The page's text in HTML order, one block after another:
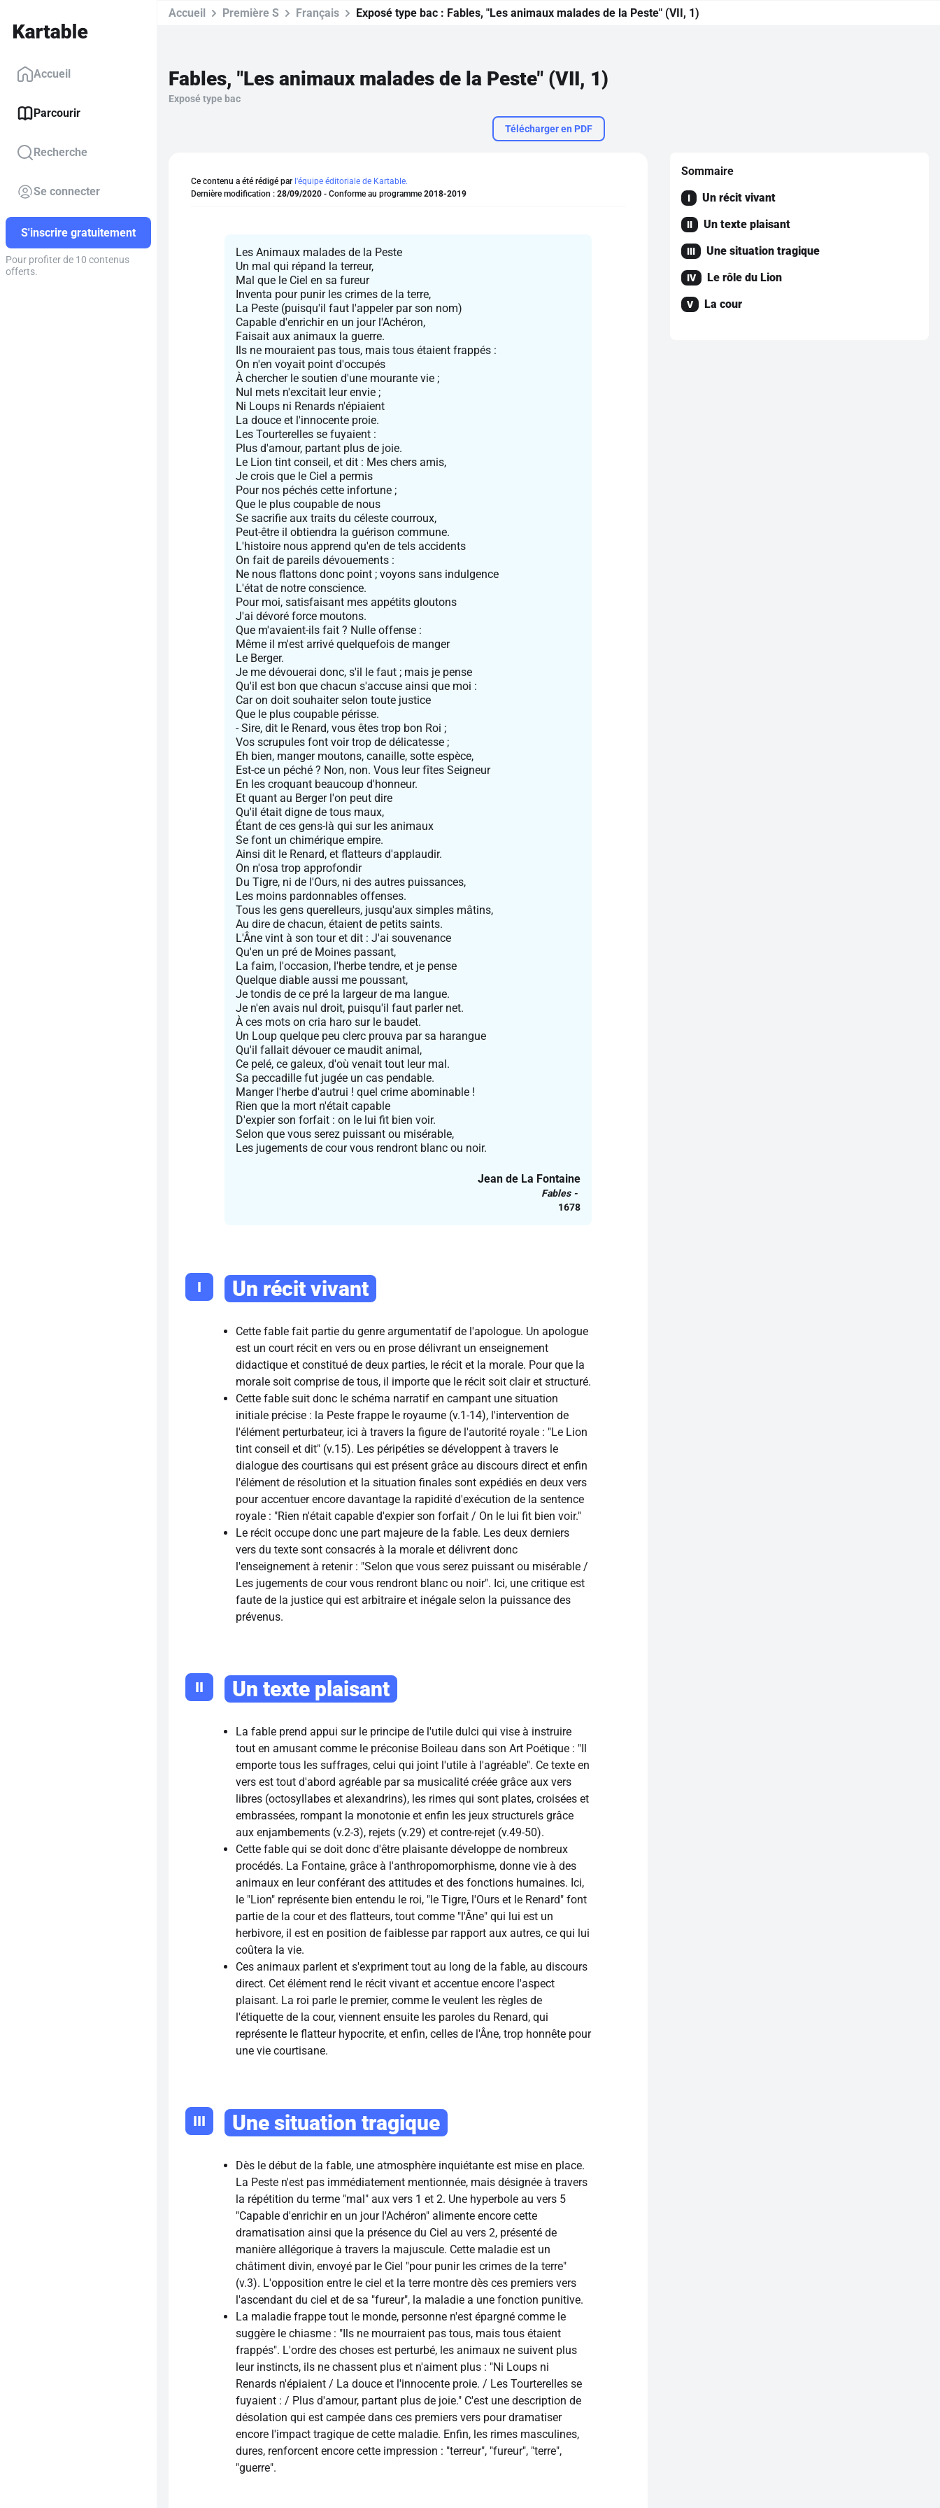
Accueil
Parcourir
Recherche
Se connecter
S'inscrire gratuitement
Pour profiter de 10 contenus
offerts.
Accueil Première S Français Exposé type bac : Fables, "Les animaux malades de la Peste" (VII, 1)
Fables, "Les animaux malades de la Peste" (VII, 1)
Exposé type bac
Télécharger en PDF
Sommaire
I Un récit vivant
II Un texte plaisant
III Une situation tragique
IV Le rôle du Lion
V La cour
Ce contenu a été rédigé par l'équipe éditoriale de Kartable.
Dernière modification : 28/09/2020 - Conforme au programme 2018-2019
Les Animaux malades de la Peste
Un mal qui répand la terreur,
Mal que le Ciel en sa fureur
Inventa pour punir les crimes de la terre,
La Peste (puisqu'il faut l'appeler par son nom)
Capable d'enrichir en un jour l'Achéron,
Faisait aux animaux la guerre.
Ils ne mouraient pas tous, mais tous étaient frappés :
On n'en voyait point d'occupés
À chercher le soutien d'une mourante vie ;
Nul mets n'excitait leur envie ;
Ni Loups ni Renards n'épiaient
La douce et l'innocente proie.
Les Tourterelles se fuyaient :
Plus d'amour, partant plus de joie.
Le Lion tint conseil, et dit : Mes chers amis,
Je crois que le Ciel a permis
Pour nos péchés cette infortune ;
Que le plus coupable de nous
Se sacrifie aux traits du céleste courroux,
Peut-être il obtiendra la guérison commune.
L'histoire nous apprend qu'en de tels accidents
On fait de pareils dévouements :
Ne nous flattons donc point ; voyons sans indulgence
L'état de notre conscience.
Pour moi, satisfaisant mes appétits gloutons
J'ai dévoré force moutons.
Que m'avaient-ils fait ? Nulle offense :
Même il m'est arrivé quelquefois de manger
Le Berger.
Je me dévouerai donc, s'il le faut ; mais je pense
Qu'il est bon que chacun s'accuse ainsi que moi :
Car on doit souhaiter selon toute justice
Que le plus coupable périsse.
- Sire, dit le Renard, vous êtes trop bon Roi ;
Vos scrupules font voir trop de délicatesse ;
Eh bien, manger moutons, canaille, sotte espèce,
Est-ce un péché ? Non, non. Vous leur fîtes Seigneur
En les croquant beaucoup d'honneur.
Et quant au Berger l'on peut dire
Qu'il était digne de tous maux,
Étant de ces gens-là qui sur les animaux
Se font un chimérique empire.
Ainsi dit le Renard, et flatteurs d'applaudir.
On n'osa trop approfondir
Du Tigre, ni de l'Ours, ni des autres puissances,
Les moins pardonnables offenses.
Tous les gens querelleurs, jusqu'aux simples mâtins,
Au dire de chacun, étaient de petits saints.
L'Âne vint à son tour et dit : J'ai souvenance
Qu'en un pré de Moines passant,
La faim, l'occasion, l'herbe tendre, et je pense
Quelque diable aussi me poussant,
Je tondis de ce pré la largeur de ma langue.
Je n'en avais nul droit, puisqu'il faut parler net.
À ces mots on cria haro sur le baudet.
Un Loup quelque peu clerc prouva par sa harangue
Qu'il fallait dévouer ce maudit animal,
Ce pelé, ce galeux, d'où venait tout leur mal.
Sa peccadille fut jugée un cas pendable.
Manger l'herbe d'autrui ! quel crime abominable !
Rien que la mort n'était capable
D'expier son forfait : on le lui fit bien voir.
Selon que vous serez puissant ou misérable,
Les jugements de cour vous rendront blanc ou noir.
Jean de La Fontaine
Fables
1678
I Un récit vivant
Cette fable fait partie du genre argumentatif de l'apologue. Un apologue
est un court récit en vers ou en prose délivrant un enseignement
didactique et constitué de deux parties, le récit et la morale. Pour que la
morale soit comprise de tous, il importe que le récit soit clair et structuré.
Cette fable suit donc le schéma narratif en campant une situation
initiale précise : la Peste frappe le royaume (v.1-14), l'intervention de
l'élément perturbateur, ici à travers la figure de l'autorité royale : "Le Lion
tint conseil et dit" (v.15). Les péripéties se développent à travers le
dialogue des courtisans qui est présent grâce au discours direct et enfin
l'élément de résolution et la situation finales sont expédiés en deux vers
pour accentuer encore davantage la rapidité d'exécution de la sentence
royale : "Rien n'était capable d'expier son forfait / On le lui fit bien voir."
Le récit occupe donc une part majeure de la fable. Les deux derniers
vers du texte sont consacrés à la morale et délivrent donc
l'enseignement à retenir : "Selon que vous serez puissant ou misérable /
Les jugements de cour vous rendront blanc ou noir". Ici, une critique est
faute de la justice qui est arbitraire et inégale selon la puissance des
prévenus.
II Un texte plaisant
La fable prend appui sur le principe de l'utile dulci qui vise à instruire
tout en amusant comme le préconise Boileau dans son Art Poétique : "Il
emporte tous les suffrages, celui qui joint l'utile à l'agréable". Ce texte en
vers est tout d'abord agréable par sa musicalité créée grâce aux vers
libres (octosyllabes et alexandrins), les rimes qui sont plates, croisées et
embrassées, rompant la monotonie et enfin les jeux structurels grâce
aux enjambements (v.2-3), rejets (v.29) et contre-rejet (v.49-50).
Cette fable qui se doit donc d'être plaisante développe de nombreux
procédés. La Fontaine, grâce à l'anthropomorphisme, donne vie à des
animaux en leur conférant des attitudes et des fonctions humaines. Ici,
le "Lion" représente bien entendu le roi, "le Tigre, l'Ours et le Renard" font
partie de la cour et des flatteurs, tout comme "l'Âne" qui lui est un
herbivore, il est en position de faiblesse par rapport aux autres, ce qui lui
coûtera la vie.
Ces animaux parlent et s'expriment tout au long de la fable, au discours
direct. Cet élément rend le récit vivant et accentue encore l'aspect
plaisant. La roi parle le premier, comme le veulent les règles de
l'étiquette de la cour, viennent ensuite les paroles du Renard, qui
représente le flatteur hypocrite, et enfin, celles de l'Âne, trop honnête pour
une vie courtisane.
III Une situation tragique
Dès le début de la fable, une atmosphère inquiétante est mise en place.
La Peste n'est pas immédiatement mentionnée, mais désignée à travers
la répétition du terme "mal" aux vers 1 et 2. Une hyperbole au vers 5
"Capable d'enrichir en un jour l'Achéron" alimente encore cette
dramatisation ainsi que la présence du Ciel au vers 2, présenté de
manière allégorique à travers la majuscule. Cette maladie est un
châtiment divin, envoyé par le Ciel "pour punir les crimes de la terre"
(v.3). L'opposition entre le ciel et la terre montre dès ces premiers vers
l'ascendant du ciel et de sa "fureur", la maladie a une fonction punitive.
La maladie frappe tout le monde, personne n'est épargné comme le
suggère le chiasme : "Ils ne mourraient pas tous, mais tous étaient
frappés". L'ordre des choses est perturbé, les animaux ne suivent plus
leur instincts, ils ne chassent plus et n'aiment plus : "Ni Loups ni
Renards n'épiaient / La douce et l'innocente proie. / Les Tourterelles se
fuyaient : / Plus d'amour, partant plus de joie." C'est une description de
désolation qui est campée dans ces premiers vers pour dramatiser
encore l'impact tragique de cette maladie. Enfin, les rimes masculines,
dures, renforcent encore cette impression : "terreur", "fureur", "terre",
"guerre".